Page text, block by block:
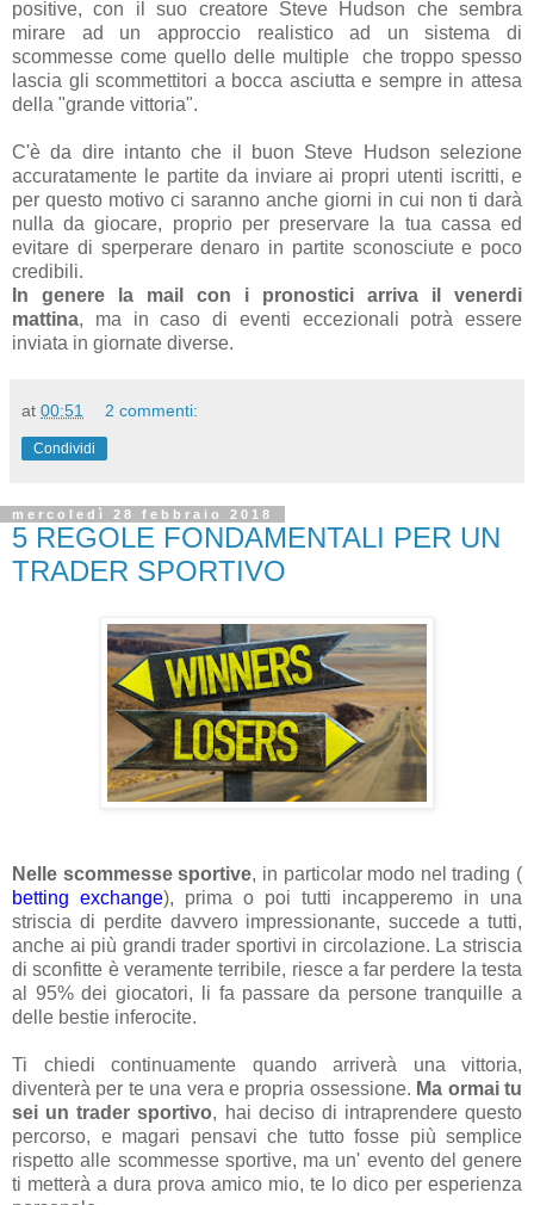
positive, con il suo creatore Steve Hudson che sembra
mirare ad un approccio realistico ad un sistema di
scommesse come quello delle multiple che troppo spesso
lascia gli scommettitori a bocca asciutta e sempre in attesa
della "grande vittoria".
C'è da dire intanto che il buon Steve Hudson selezione
accuratamente le partite da inviare ai propri utenti iscritti, e
per questo motivo ci saranno anche giorni in cui non ti darà
nulla da giocare, proprio per preservare la tua cassa ed
evitare di sperperare denaro in partite sconosciute e poco
credibili.
In genere la mail con i pronostici arriva il venerdi
mattina, ma in caso di eventi eccezionali potrà essere
inviata in giornate diverse.
at 00:51 2 commenti:
Condividi
mercoledì 28 febbraio 2018
5 REGOLE FONDAMENTALI PER UN
TRADER SPORTIVO
Nelle scommesse sportive, in particolar modo nel trading (
betting exchange), prima o poi tutti incapperemo in una
striscia di perdite davvero impressionante, succede a tutti,
anche ai più grandi trader sportivi in circolazione. La striscia
di sconfitte è veramente terribile, riesce a far perdere la testa
al 95% dei giocatori, li fa passare da persone tranquille a
delle bestie inferocite.
Ti chiedi continuamente quando arriverà una vittoria,
diventerà per te una vera e propria ossessione. Ma ormai tu
sei un trader sportivo, hai deciso di intraprendere questo
percorso, e magari pensavi che tutto fosse più semplice
rispetto alle scommesse sportive, ma un' evento del genere
ti metterà a dura prova amico mio, te lo dico per esperienza